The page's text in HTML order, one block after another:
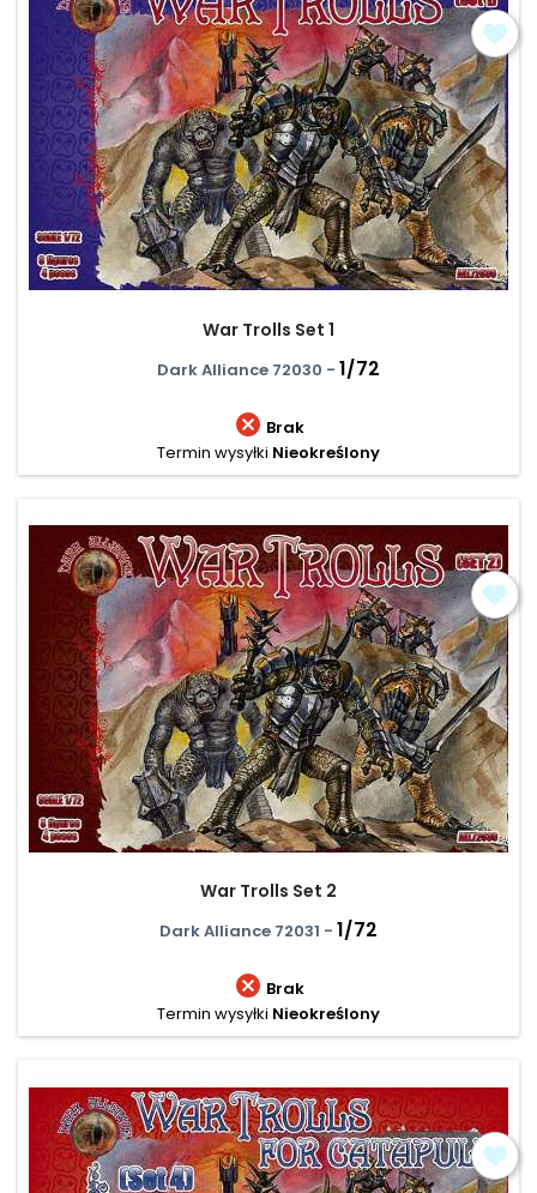
War Trolls Set 1
Dark Alliance 72030 - 1/72
 Brak
Termin wysyłki Nieokreślony
War Trolls Set 2
Dark Alliance 72031 - 1/72
 Brak
Termin wysyłki Nieokreślony